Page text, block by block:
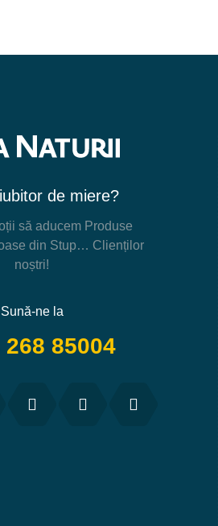
de miere?
să aducem Produse
din Stup… Clienților
noștri!
Sună-ne la
268 85004